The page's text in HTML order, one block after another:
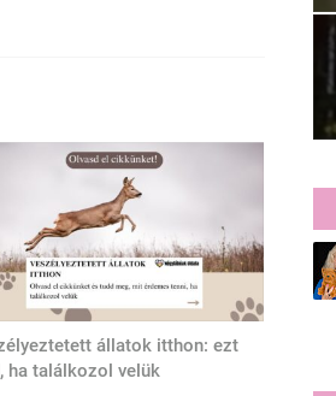
állatok itthon: ezt
ha találkozol velük